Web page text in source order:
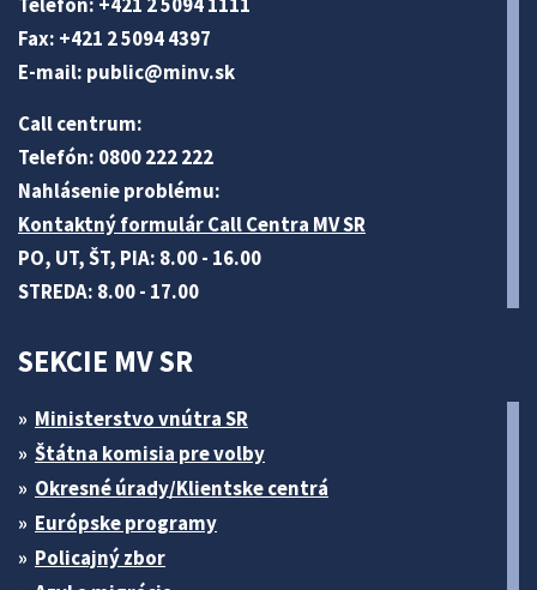
Fax: +421 2 5094 4397
E-mail: public@minv.sk
Call centrum:
Telefón: 0800 222 222
Nahlásenie problému:
Kontaktný formulár Call Centra MV SR
PO, UT, ŠT, PIA: 8.00 - 16.00
STREDA: 8.00 - 17.00
SEKCIE MV SR
Ministerstvo vnútra SR
Štátna komisia pre volby
Okresné úrady/Klientske centrá
Európske programy
Policajný zbor